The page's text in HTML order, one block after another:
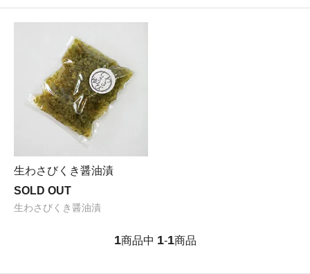
生わさびくき醤油漬
SOLD OUT
生わさびくき醤油漬
1商品中 1-1商品